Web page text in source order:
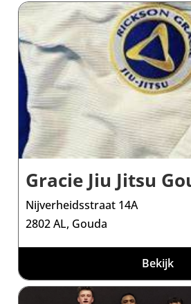
Gracie Jiu Jitsu
Nijverheidsstraat 14A
2802 AL, Gouda
Bekijk